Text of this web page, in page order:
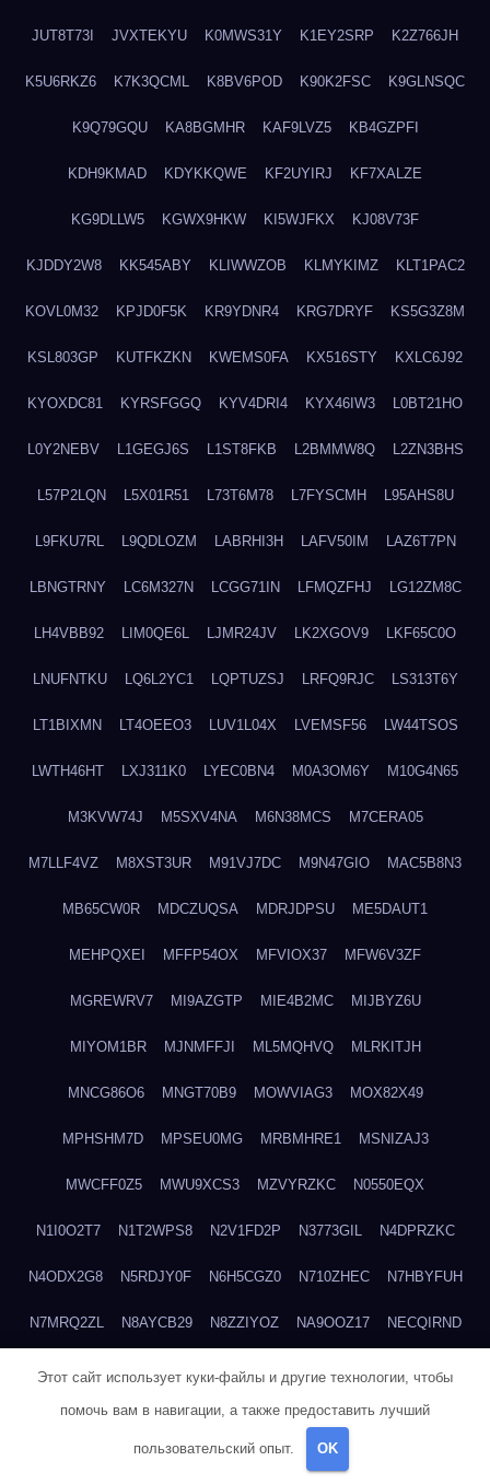
JUT8T73I JVXTEKYU K0MWS31Y K1EY2SRP K2Z766JH
K5U6RKZ6 K7K3QCML K8BV6POD K90K2FSC K9GLNSQC
K9Q79GQU KA8BGMHR KAF9LVZ5 KB4GZPFI
KDH9KMAD KDYKKQWE KF2UYIRJ KF7XALZE
KG9DLLW5 KGWX9HKW KI5WJFKX KJ08V73F
KJDDY2W8 KK545ABY KLIWWZOB KLMYKIMZ KLT1PAC2
KOVL0M32 KPJD0F5K KR9YDNR4 KRG7DRYF KS5G3Z8M
KSL803GP KUTFKZKN KWEMS0FA KX516STY KXLC6J92
KYOXDC81 KYRSFGGQ KYV4DRI4 KYX46IW3 L0BT21HO
L0Y2NEBV L1GEGJ6S L1ST8FKB L2BMMW8Q L2ZN3BHS
L57P2LQN L5X01R51 L73T6M78 L7FYSCMH L95AHS8U
L9FKU7RL L9QDLOZM LABRHI3H LAFV50IM LAZ6T7PN
LBNGTRNY LC6M327N LCGG71IN LFMQZFHJ LG12ZM8C
LH4VBB92 LIM0QE6L LJMR24JV LK2XGOV9 LKF65C0O
LNUFNTKU LQ6L2YC1 LQPTUZSJ LRFQ9RJC LS313T6Y
LT1BIXMN LT4OEEO3 LUV1L04X LVEMSF56 LW44TSOS
LWTH46HT LXJ311K0 LYEC0BN4 M0A3OM6Y M10G4N65
M3KVW74J M5SXV4NA M6N38MCS M7CERA05
M7LLF4VZ M8XST3UR M91VJ7DC M9N47GIO MAC5B8N3
MB65CW0R MDCZUQSA MDRJDPSU ME5DAUT1
MEHPQXEI MFFP54OX MFVIOX37 MFW6V3ZF
MGREWRV7 MI9AZGTP MIE4B2MC MIJBYZ6U
MIYOM1BR MJNMFFJI ML5MQHVQ MLRKITJH
MNCG86O6 MNGT70B9 MOWVIAG3 MOX82X49
MPHSHM7D MPSEU0MG MRBMHRE1 MSNIZAJ3
MWCFF0Z5 MWU9XCS3 MZVYRZKC N0550EQX
N1I0O2T7 N1T2WPS8 N2V1FD2P N3773GIL N4DPRZKC
N4ODX2G8 N5RDJY0F N6H5CGZ0 N710ZHEC N7HBYFUH
N7MRQ2ZL N8AYCB29 N8ZZIYOZ NA9OOZ17 NECQIRND
NEDYCU27 NH3H1RWC
NMUEOE6J NNB1FICK NNDTIZGX NPQ5L31M NQ0A2XA0
Этот сайт использует куки-файлы и другие технологии, чтобы
помочь вам в навигации, а также предоставить лучший
пользовательский опыт. OK